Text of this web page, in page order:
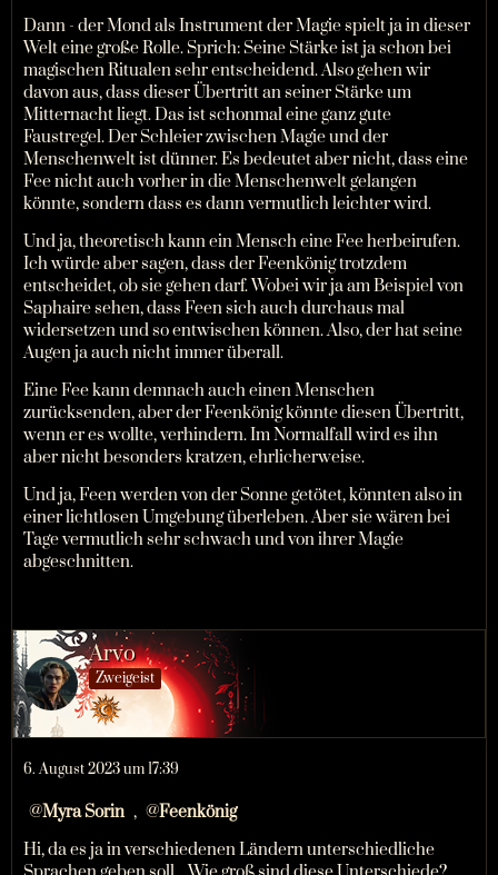
Dann - der Mond als Instrument der Magie spielt ja in dieser
Welt eine große Rolle. Sprich: Seine Stärke ist ja schon bei
magischen Ritualen sehr entscheidend. Also gehen wir
davon aus, dass dieser Übertritt an seiner Stärke um
Mitternacht liegt. Das ist schonmal eine ganz gute
Faustregel. Der Schleier zwischen Magie und der
Menschenwelt ist dünner. Es bedeutet aber nicht, dass eine
Fee nicht auch vorher in die Menschenwelt gelangen
könnte, sondern dass es dann vermutlich leichter wird.
Und ja, theoretisch kann ein Mensch eine Fee herbeirufen.
Ich würde aber sagen, dass der Feenkönig trotzdem
entscheidet, ob sie gehen darf. Wobei wir ja am Beispiel von
Saphaire sehen, dass Feen sich auch durchaus mal
widersetzen und so entwischen können. Also, der hat seine
Augen ja auch nicht immer überall.
Eine Fee kann demnach auch einen Menschen
zurücksenden, aber der Feenkönig könnte diesen Übertritt,
wenn er es wollte, verhindern. Im Normalfall wird es ihn
aber nicht besonders kratzen, ehrlicherweise.
Und ja, Feen werden von der Sonne getötet, könnten also in
einer lichtlosen Umgebung überleben. Aber sie wären bei
Tage vermutlich sehr schwach und von ihrer Magie
abgeschnitten.
Arvo
Zweigeist
6. August 2023 um 17:39
Myra Sorin ,
Feenkönig
Hi, da es ja in verschiedenen Ländern unterschiedliche